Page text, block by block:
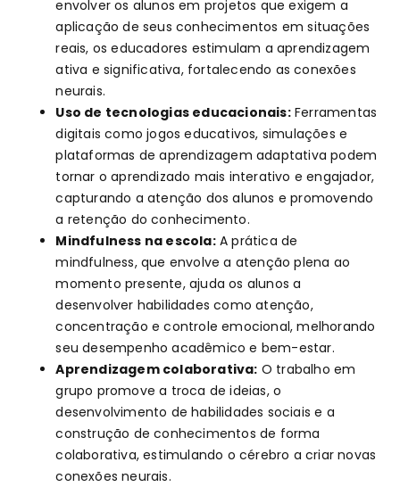
envolver os alunos em projetos que exigem a
aplicação de seus conhecimentos em situações
reais, os educadores estimulam a aprendizagem
ativa e significativa, fortalecendo as conexões
neurais.
Uso de tecnologias educacionais:Ferramentas
digitais como jogos educativos, simulações e
plataformas de aprendizagem adaptativa podem
tornar o aprendizado mais interativo e engajador,
capturando a atenção dos alunos e promovendo
a retenção do conhecimento.
Mindfulness na escola:A prática de
mindfulness, que envolve a atenção plena ao
momento presente, ajuda os alunos a
desenvolver habilidades como atenção,
concentração e controle emocional, melhorando
seu desempenho acadêmico e bem-estar.
Aprendizagem colaborativa: O trabalho em
grupo promove a troca de ideias, o
desenvolvimento de habilidades sociais e a
construção de conhecimentos de forma
colaborativa, estimulando o cérebro a criar novas
conexões neurais.